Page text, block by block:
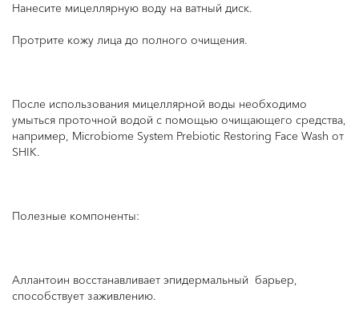
Нанесите мицеллярную воду на ватный диск.
Протрите кожу лица до полного очищения.
После использования мицеллярной воды необходимо
умыться проточной водой с помощью очищающего средства,
например, Microbiome System Prebiotic Restoring Face Wash от
SHIK.
Полезные компоненты:
Аллантоин восстанавливает эпидермальный барьер,
способствует заживлению.